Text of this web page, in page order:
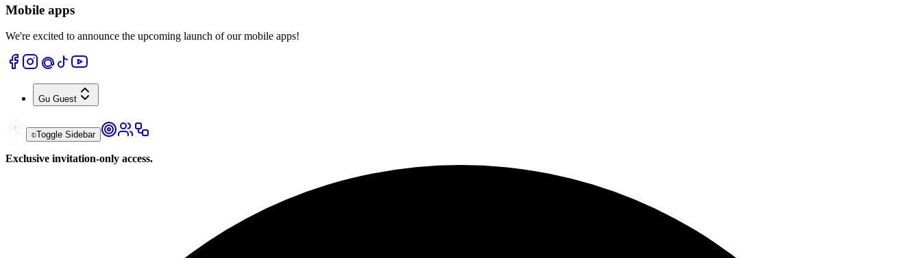
Mobile apps
We're excited to announce the upcoming launch of our mobile apps!
Gu Guest
Toggle Sidebar
Exclusive invitation-only access.